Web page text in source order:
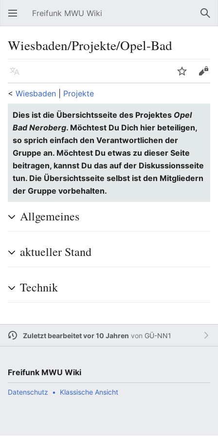
Hauptmenü öffnen Freifunk MWU Wiki
Wiesbaden/Projekte/Opel-Bad
Sprache Beobachten
Bearbeiten
< Wiesbaden Projekte
Dies ist die Übersichtsseite des Projektes Opel
Bad Neroberg. Möchtest Du Dich hier beteiligen,
so sprich einfach den Verantwortlichen der
Gruppe an. Möchtest Du etwas zu dieser Seite
beitragen, kannst Du das auf der Diskussionsseite
tun. Die Übersichtsseite selbst ist den Mitgliedern
der Gruppe vorbehalten.
Allgemeines
aktueller Stand
Technik
Zuletzt bearbeitet vor 10 Jahren von GÜ-NN1
Freifunk MWU Wiki
Datenschutz Klassische Ansicht